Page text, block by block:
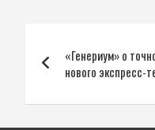
по
записям
«Генериум» о
нового экспресс-